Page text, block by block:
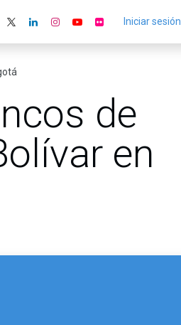
Iniciar sesión
de
en